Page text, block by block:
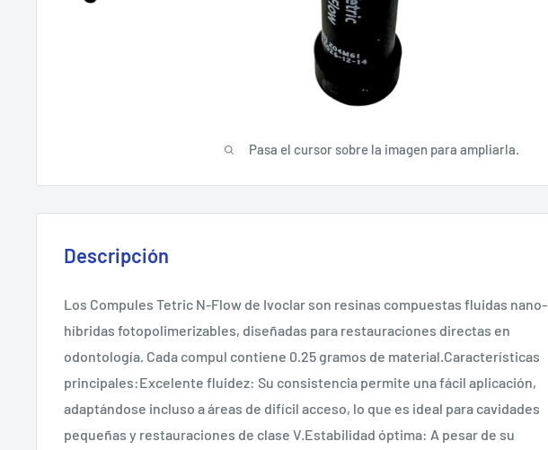
Pasa el cursor sobre la imagen para ampliarla.
Descripción
Los Compules Tetric N-Flow de Ivoclar son resinas compuestas fluidas nano-
híbridas fotopolimerizables, diseñadas para restauraciones directas en
odontología. Cada compul contiene 0.25 gramos de material.Características
principales:Excelente fluidez: Su consistencia permite una fácil aplicación,
adaptándose incluso a áreas de difícil acceso, lo que es ideal para cavidades
pequeñas y restauraciones de clase V.Estabilidad óptima: A pesar de su